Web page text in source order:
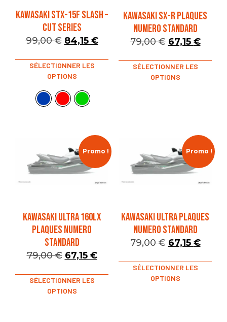
KAWASAKI STX-15F SLASH –
CUT SERIES
99,00€ 84,15 €
SÉLECTIONNER LES
OPTIONS
KAWASAKI SX-R PLAQUES
NUMERO STANDARD
79,00€ 67,15 €
SÉLECTIONNER LES
OPTIONS
Promo !
KAWASAKI ULTRA 160LX
PLAQUES NUMERO
STANDARD
79,00€ 67,15 €
SÉLECTIONNER LES
OPTIONS
Promo !
KAWASAKI ULTRA PLAQUES
NUMERO STANDARD
79,00€ 67,15 €
SÉLECTIONNER LES
OPTIONS